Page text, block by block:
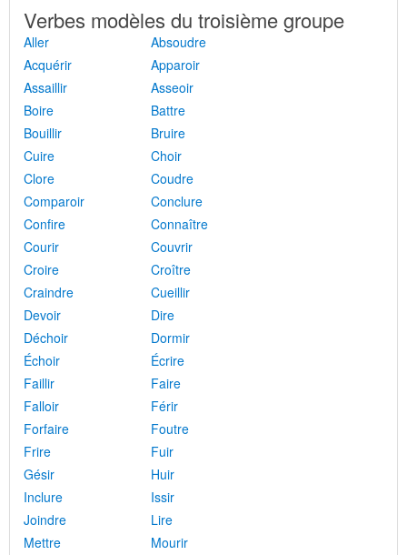
Verbes modèles du troisième groupe
Aller
Absoudre
Acquérir
Apparoir
Assaillir
Asseoir
Boire
Battre
Bouillir
Bruire
Cuire
Choir
Clore
Coudre
Comparoir
Conclure
Confire
Connaître
Courir
Couvrir
Croire
Croître
Craindre
Cueillir
Devoir
Dire
Déchoir
Dormir
Échoir
Écrire
Faillir
Faire
Falloir
Férir
Forfaire
Foutre
Frire
Fuir
Gésir
Huir
Inclure
Issir
Joindre
Lire
Mettre
Mourir